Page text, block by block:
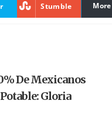
Stumble More
De Mexicanos
Gloria